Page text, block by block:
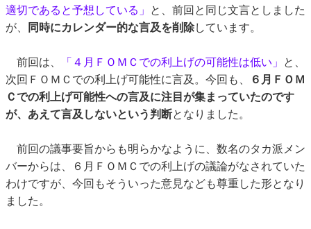
適切であると予想している」
と、前回と同じ文言としました
が、
同時にカレンダー的な言及を削除しています。
前回は、 「４月ＦＯＭＣでの利上げの可能性は低い」
と、
次回ＦＯＭＣでの利上げ可能性に言及。今回も、
６月ＦＯＭ
Ｃでの利上げ可能性への言及に注目が集まっていたのです
が、あえて言及しないという判断となりました。
前回の議事要旨からも明らかなように、数名のタカ派メン
バーからは、６月ＦＯＭＣでの利上げの議論がなされていた
わけですが、今回もそういった意見なども尊重した形となり
ました。